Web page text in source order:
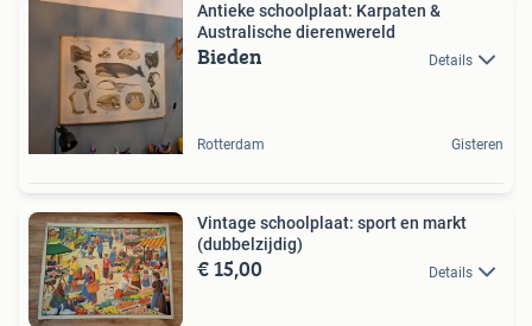
Antieke schoolplaat: Karpaten &
Australische dierenwereld
Bieden Details
Rotterdam Gisteren
Vintage schoolplaat: sport en markt
(dubbelzijdig)
€ 15,00 Details